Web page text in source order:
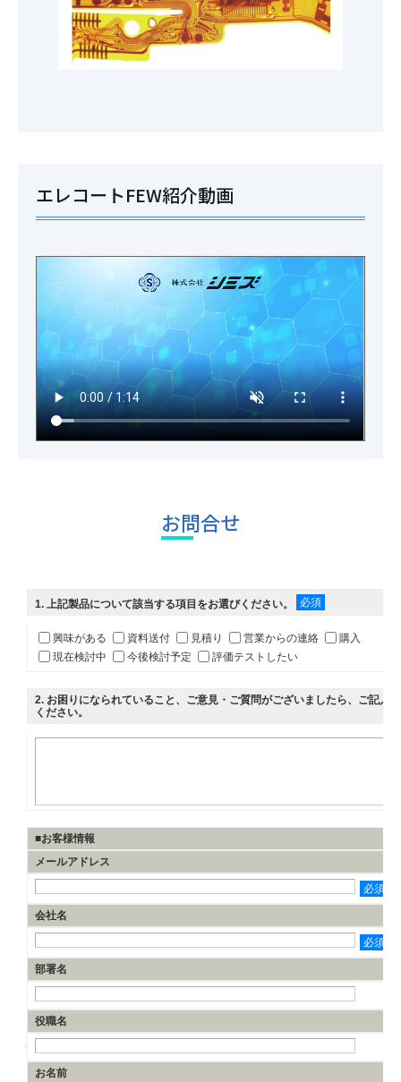
エレコートFEW紹介動画
お問合せ
1. 上記製品について該当する項目をお選びください。 必須
興味がある 資料送付 見積り 営業からの連絡
購入
現在検討中
今後検討予定 評価テストしたい
2. お困りになられていること、ご意見・ご質問がございましたら、ご記入
ください。
■お客様情報
メールアドレス
必須
会社名
必須
部署名
役職名
お名前